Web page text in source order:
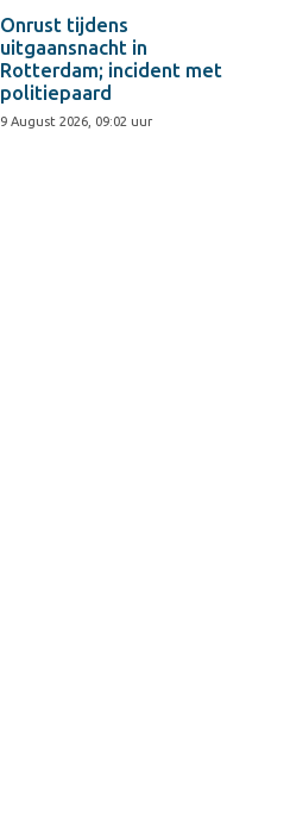
Onrust tijdens
uitgaansnacht in
Rotterdam; incident met
politiepaard
9 August 2026, 09:02 uur